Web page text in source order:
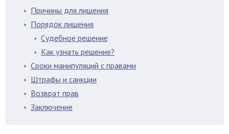
Причины для лишения
Порядок лишения
Судебное решение
Как узнать решение?
Сроки манипуляций с правами
Штрафы и санкции
Возврат прав
Заключение